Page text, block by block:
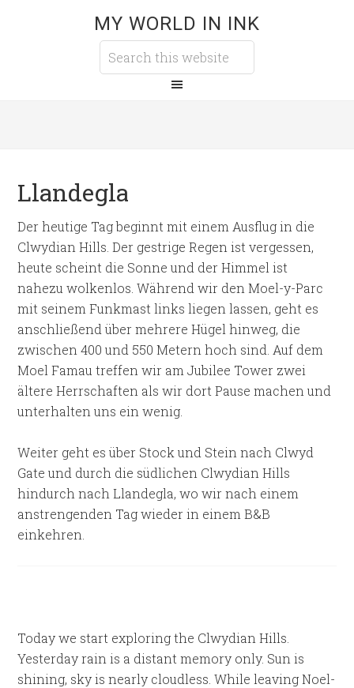
MY WORLD IN INK
Llandegla
Der heutige Tag beginnt mit einem Ausflug in die
Clwydian Hills. Der gestrige Regen ist vergessen,
heute scheint die Sonne und der Himmel ist
nahezu wolkenlos. Während wir den Moel-y-Parc
mit seinem Funkmast links liegen lassen, geht es
anschließend über mehrere Hügel hinweg, die
zwischen 400 und 550 Metern hoch sind. Auf dem
Moel Famau treffen wir am Jubilee Tower zwei
ältere Herrschaften als wir dort Pause machen und
unterhalten uns ein wenig.
Weiter geht es über Stock und Stein nach Clwyd
Gate und durch die südlichen Clwydian Hills
hindurch nach Llandegla, wo wir nach einem
anstrengenden Tag wieder in einem B&B
einkehren.
Today we start exploring the Clwydian Hills.
Yesterday rain is a distant memory only. Sun is
shining, sky is nearly cloudless. While leaving Noel-